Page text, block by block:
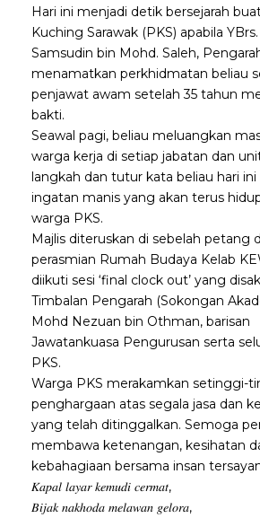
Hari ini menjadi detik bersejarah
Kuching Sarawak (PKS) apabila
Samsudin bin Mohd. Saleh,
menamatkan perkhidmatan beliau
penjawat awam setelah 35 tahun
bakti.
Seawal pagi, beliau meluangkan
warga kerja di setiap jabatan dan
langkah dan tutur kata beliau hari
ingatan manis yang akan terus
warga PKS.
Majlis diteruskan di sebelah petang
perasmian Rumah Budaya Kelab
diikuti sesi ‘final clock out’ yang
Timbalan Pengarah (Sokongan
Mohd Nezuan bin Othman, barisan
Jawatankuasa Pengurusan serta
PKS.
Warga PKS merakamkan setinggi-
penghargaan atas segala jasa dan
yang telah ditinggalkan. Semoga
membawa ketenangan, kesihatan
kebahagiaan bersama insan
𝐾𝑎𝑝𝑎𝑙 𝑙𝑎𝑦𝑎𝑟 𝑘𝑒𝑚𝑢𝑑𝑖 𝑐𝑒𝑟𝑚𝑎𝑡,
𝐵𝑖𝑗𝑎𝑘 𝑛𝑎𝑘ℎ𝑜𝑑𝑎 𝑚𝑒𝑙𝑎𝑤𝑎𝑛 𝑔𝑒𝑙𝑜𝑟𝑎,